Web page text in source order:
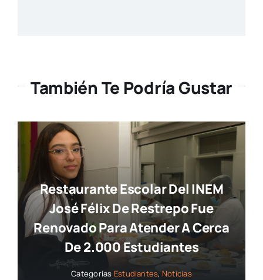
También Te Podría Gustar
Restaurante Escolar Del INEM
José Félix De Restrepo Fue
Renovado Para Atender A Cerca
De 2.000 Estudiantes
Categorías Estudiantes, Noticias